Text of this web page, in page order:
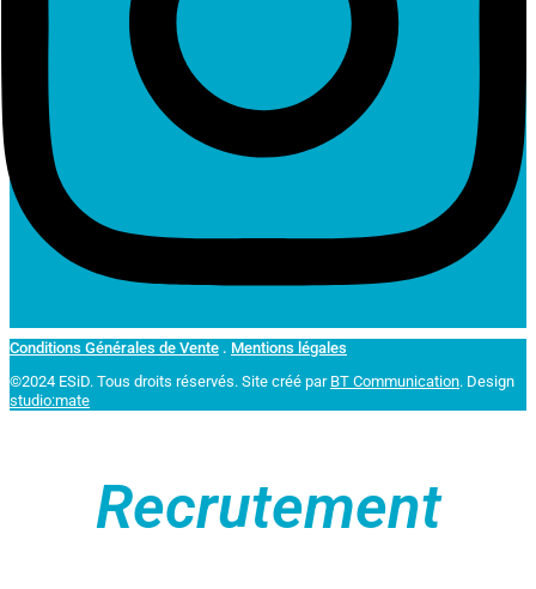
Conditions Générales de Vente . Mentions légales
©2024 ESiD. Tous droits réservés. Site créé par BT Communication. Design
studio:mate
Recrutement